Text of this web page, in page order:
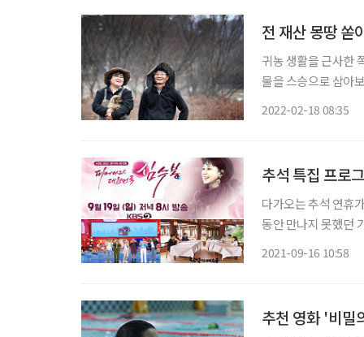
전 재산 몽땅 쏟
귀농 생활을 근사한
물을 스승으로 삼아
2022-02-18 08:35
추석 특집 프로
다가오는 추석 연휴
동안 만나지 못했던
2021-09-16 10:58
추천 영화 '비밀